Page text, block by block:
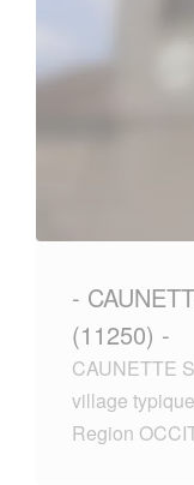
-
(11250) -
CAUNETTE
village
Region